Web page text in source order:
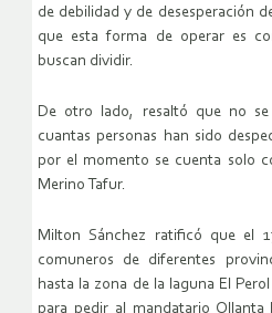
de debilidad y de desesperación
que esta forma de operar es
buscan dividir.
De otro lado, resaltó que no
cuantas personas han sido
por el momento se cuenta solo
Merino Tafur.
Milton Sánchez ratificó que el
comuneros de diferentes
hasta la zona de la laguna El
para pedir al mandatario Ollanta